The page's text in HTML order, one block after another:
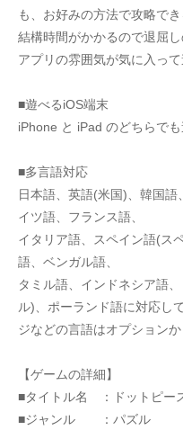
も、お好みの方法で攻略で
結構時間がかかるので退屈し
アプリの雰囲気が気に入っ
■遊べるiOS端末
iPhone と iPad のどちらでも
■多言語対応
日本語、英語(米国)、韓国
イツ語、フランス語、
イタリア語、スペイン語(ス
語、ベンガル語、
タミル語、インドネシア語
ル)、ポーランド語に対応し
ジなどの言語はオプションか
【ゲームの詳細】
■タイトル名　：ドットピー
■ジャンル　　：パズル